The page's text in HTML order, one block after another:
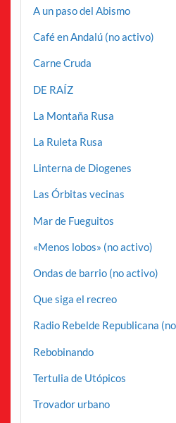
A un paso del Abismo
Café en Andalú (no activo)
Carne Cruda
DE RAÍZ
La Montaña Rusa
La Ruleta Rusa
Linterna de Diogenes
Las Órbitas vecinas
Mar de Fueguitos
«Menos lobos» (no activo)
Ondas de barrio (no activo)
Que siga el recreo
Radio Rebelde Republicana
Rebobinando
Tertulia de Utópicos
Trovador urbano